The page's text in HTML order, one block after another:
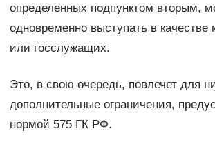
определенных подпунктом вторым,
одновременно выступать в
или госслужащих.
Это, в свою очередь, повлечет для
дополнительные ограничения,
нормой 575 ГК РФ.